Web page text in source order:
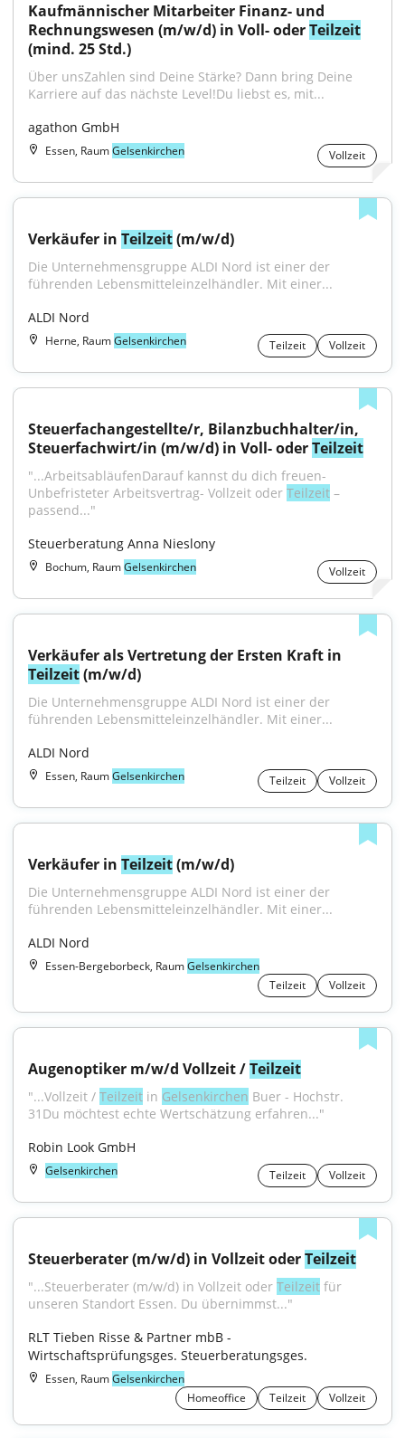
Kaufmännischer Mitarbeiter Finanz- und
Rechnungswesen (m/w/d) in Voll- oder Teilzeit
(mind. 25 Std.)
Über unsZahlen sind Deine Stärke? Dann bring Deine
Karriere auf das nächste Level!Du liebst es, mit...
agathon GmbH
Essen, RaumGelsenkirchen Vollzeit
Verkäufer in Teilzeit (m/w/d)
Die Unternehmensgruppe ALDI Nord ist einer der
führenden Lebensmitteleinzelhändler. Mit einer...
ALDI Nord
Herne, RaumGelsenkirchen Teilzeit Vollzeit
Steuerfachangestellte/r, Bilanzbuchhalter/in,
Steuerfachwirt/in (m/w/d) in Voll- oder Teilzeit
"...ArbeitsabläufenDarauf kannst du dich freuen-
Unbefristeter Arbeitsvertrag- Vollzeit oder Teilzeit –
passend..."
Steuerberatung Anna Nieslony
Bochum, RaumGelsenkirchen Vollzeit
Teilzeit (m/w/d)
Die Unternehmensgruppe ALDI Nord ist einer der
führenden Lebensmitteleinzelhändler. Mit einer...
ALDI Nord
Essen, RaumGelsenkirchen Teilzeit Vollzeit
Verkäufer in Teilzeit (m/w/d)
Die Unternehmensgruppe ALDI Nord ist einer der
führenden Lebensmitteleinzelhändler. Mit einer...
ALDI Nord
Essen-Bergeborbeck, RaumGelsenkirchen
Teilzeit
Vollzeit
Augenoptiker m/w/d Vollzeit / Teilzeit
"...Vollzeit / Teilzeit in Gelsenkirchen Buer - Hochstr.
31Du möchtest echte Wertschätzung erfahren..."
Robin Look GmbH
Gelsenkirchen Teilzeit Vollzeit
Steuerberater (m/w/d) in Vollzeit oder Teilzeit
"...Steuerberater (m/w/d) in Vollzeit oder Teilzeit für
unseren Standort Essen. Du übernimmst..."
RLT Tieben Risse & Partner mbB -
Wirtschaftsprüfungsges. Steuerberatungsges.
Essen, RaumGelsenkirchen
Homeoffice
Teilzeit Vollzeit